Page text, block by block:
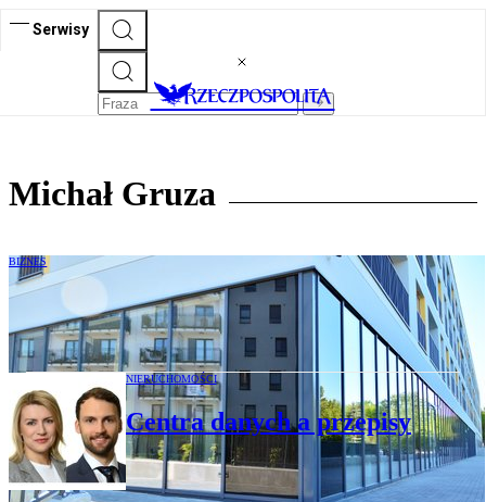
Serwisy
Michał Gruza
BIZNES
PRS-y to nie tylko najem
NIERUCHOMOŚCI
Centra danych a przepisy